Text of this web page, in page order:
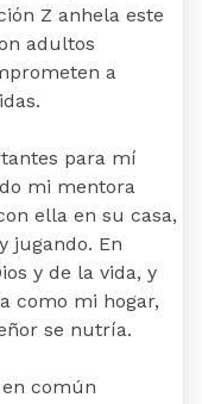
Z anhela este
adultos
a
para mí
mi mentora
ella en su casa,
jugando. En
y de la vida, y
como mi hogar,
se nutría.
común